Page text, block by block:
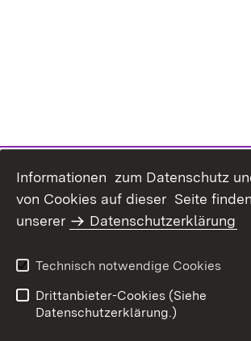
Informationen zum Datenschutz
von Cookies auf dieser Seite
unserer
Datenschutzerklärung
Technisch notwendige Cookies
Drittanbieter-Cookies (Siehe
Datenschutzerklärung.)